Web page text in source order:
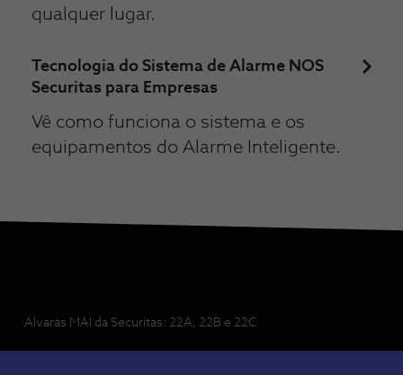
qualquer lugar.
Tecnologia do Sistema de Alarme NOS
Securitas para Empresas
Vê como funciona o sistema e os
equipamentos do Alarme Inteligente.
Alvarás MAI da Securitas: 22A, 22B e 22C